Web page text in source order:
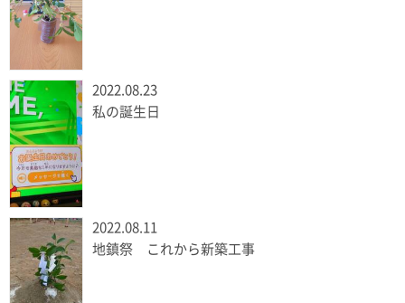
2022.08.23
私の誕生日
2022.08.11
地鎮祭 これから新築工事